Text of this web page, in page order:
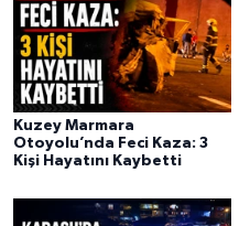
Kuzey Marmara
Otoyolu’nda Feci Kaza: 3
Kişi Hayatını Kaybetti